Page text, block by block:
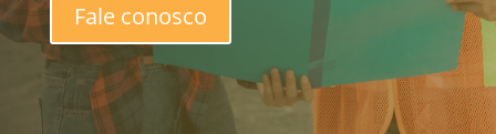
Fale conosco